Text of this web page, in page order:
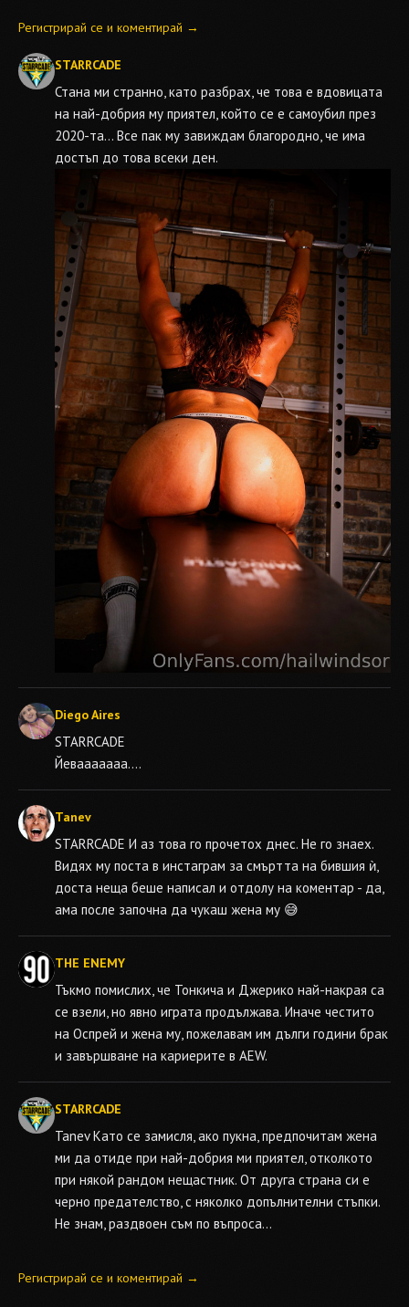
Регистрирай се и коментирай →
STARRCADE
Стана ми странно, като разбрах, че това е вдовицата
на най-добрия му приятел, който се е самоубил през
2020-та... Все пак му завиждам благородно, че има
достъп до това всеки ден.
Diego Aires
STARRCADE
Йевааааааа....
Tanev
STARRCADE И аз това го прочетох днес. Не го знаех.
Видях му поста в инстаграм за смъртта на бившия ѝ,
доста неща беше написал и отдолу на коментар - да,
ама после започна да чукаш жена му 😅
THE ENEMY
Тъкмо помислих, че Тонкича и Джерико най-накрая са
се взели, но явно играта продължава. Иначе честито
на Оспрей и жена му, пожелавам им дълги години брак
и завършване на кариерите в AEW.
STARRCADE
TanevКато се замисля, ако пукна, предпочитам жена
ми да отиде при най-добрия ми приятел, отколкото
при някой рандом нещастник. От друга страна си е
черно предателство, с няколко допълнителни стъпки.
Не знам, раздвоен съм по въпроса...
Регистрирай се и коментирай →